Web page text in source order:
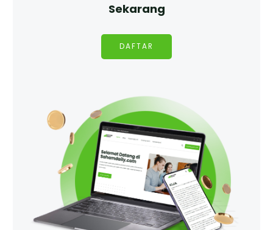
Sekarang
DAFTAR